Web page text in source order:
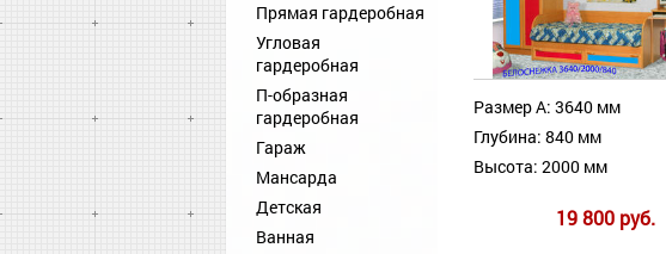
Прямая гардеробная
Угловая
гардеробная
П-образная
гардеробная
Гараж
Мансарда
Детская
Ванная
Размер А: 3640 мм
Глубина: 840 мм
Высота: 2000 мм
19 800 руб.